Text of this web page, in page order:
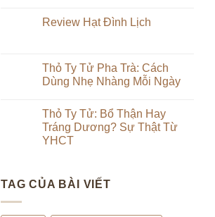
Tự
Nhiên:
Mặt
&
Uống
bình
Từ
Trong
Ra
Đình
Lịch
Kết
Hợp
Review Hạt Đình Lịch
luận
ở
Review
Lịch
Thỏ Ty Tử Pha Trà: Cách
Dùng Nhẹ Nhàng Mỗi Ngày
bình
luận
ở
Thỏ
Trà:
Cách
Nhàng
Thỏ Ty Tử: Bổ Thận Hay
Tráng Dương? Sự Thật Từ
YHCT
luận
ở
TAG CỦA BÀI VIẾT